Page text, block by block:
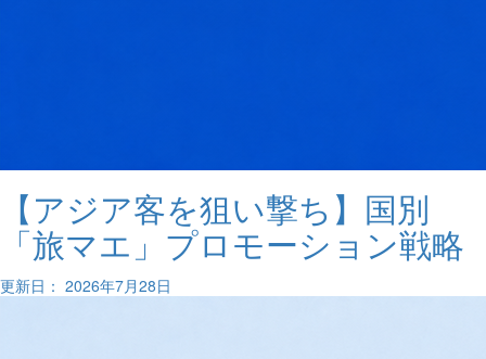
【アジア客を狙い撃ち】国別
「旅マエ」プロモーション戦略
更新日： 2026年7月28日